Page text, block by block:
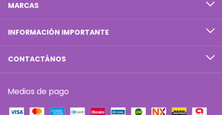
MARCAS
INFORMACIÓN IMPORTANTE
CONTACTÁNOS
Medios de pago